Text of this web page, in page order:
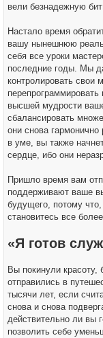
вели безнадежную
Настало время
вашу нынешнюю
себя все уроки
последние годы. Мы
контролировать свои
высшей мудрости
сбалансировать
они снова гармонично
в уме, вы также
сердце, ибо они
Пришло время вам
поддерживают ваше
будущего, потому
становитесь все
«Я готов
Вы покинули красоту,
отправились в
тысячи лет, если
снова и снова
действительно ли вы
позволить себе